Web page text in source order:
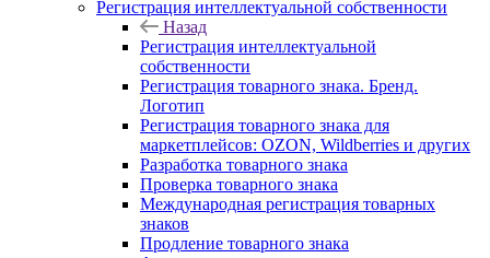
Регистрация интеллектуальной собственности
Назад
Регистрация интеллектуальной
собственности
Регистрация товарного знака. Бренд.
Логотип
Регистрация товарного знака для
маркетплейсов: OZON, Wildberries и других
Разработка товарного знака
Проверка товарного знака
Международная регистрация товарных
знаков
Продление товарного знака